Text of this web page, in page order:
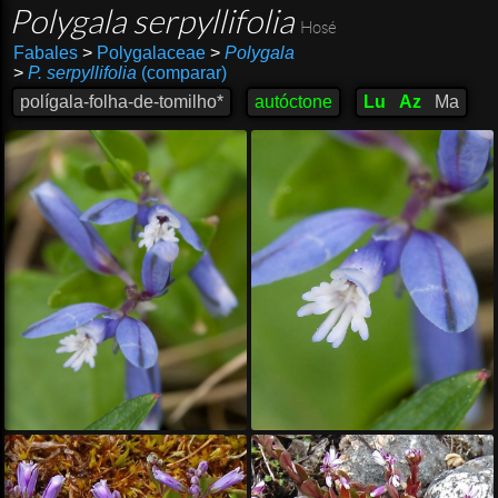
Polygala serpyllifolia Hosé
Fabales >Polygalaceae > Polygala
> P. serpyllifolia (comparar)
polígala-folha-de-tomilho*
autóctone Lu Az Ma